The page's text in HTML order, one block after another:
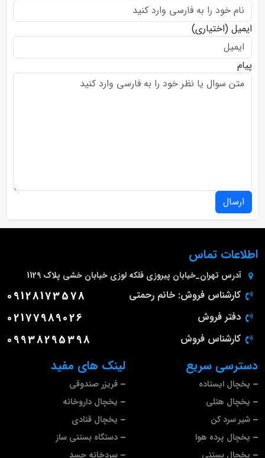
ایمیل (اختیاری)
پیام
ارسال
لینک های مفید
فریزر صندوقی
یخچال داروخانه
یخچال قنادی
دستگاه بستنی ساز
سردخانه جسد
دسترسی سریع
یخچال ایستاده
یخچال هتلی
شیر سرد کن
یخچال پرده هوا
یخچال بستنی
اطلاعات تماس
آدرس تهران_خیابان پیروزی فلکه لوزی خیابان خشی پلاک 1129
کارشناس فروش: خانم رحمتی 09128173578
دفتر فروش 02177989026
کارشناس فروش 09938295398